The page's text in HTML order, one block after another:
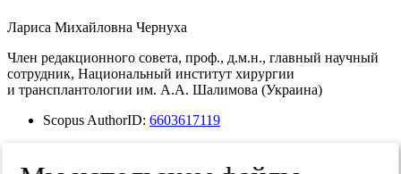
Лариса Михайловна Чернуха
Член редакционного совета, проф., д.м.н., главный научный
сотрудник, Национальный институт хирургии
и трансплантологии им. А.А. Шалимова (Украина)
Scopus AuthorID: 6603617119